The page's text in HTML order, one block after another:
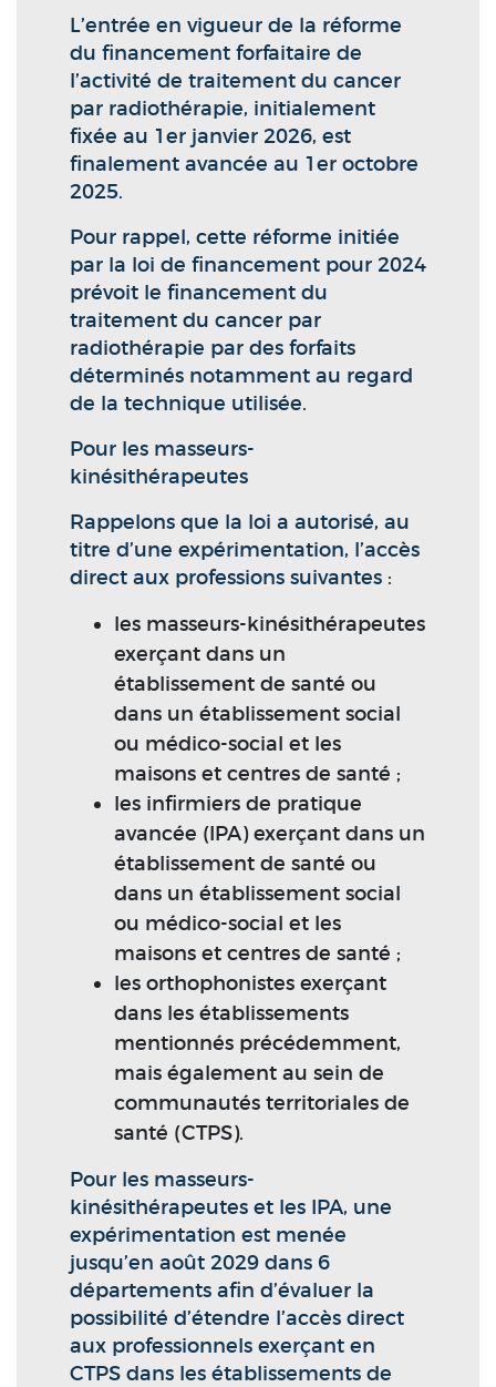
L’entrée en vigueur de la réforme
du financement forfaitaire de
l’activité de traitement du cancer
par radiothérapie, initialement
fixée au 1er janvier 2026, est
finalement avancée au 1er octobre
2025.
Pour rappel, cette réforme initiée
par la loi de financement pour 2024
prévoit le financement du
traitement du cancer par
radiothérapie par des forfaits
déterminés notamment au regard
de la technique utilisée.
Pour les masseurs-
kinésithérapeutes
Rappelons que la loi a autorisé, au
titre d’une expérimentation, l’accès
direct aux professions suivantes :
les masseurs-kinésithérapeutes
exerçant dans un
établissement de santé ou
dans un établissement social
ou médico-social et les
maisons et centres de santé ;
les infirmiers de pratique
avancée (IPA) exerçant dans un
établissement de santé ou
dans un établissement social
ou médico-social et les
maisons et centres de santé ;
les orthophonistes exerçant
dans les établissements
mentionnés précédemment,
mais également au sein de
communautés territoriales de
santé (CTPS).
Pour les masseurs-
kinésithérapeutes et les IPA, une
expérimentation est menée
jusqu’en août 2029 dans 6
départements afin d’évaluer la
possibilité d’étendre l’accès direct
aux professionnels exerçant en
CTPS dans les établissements de